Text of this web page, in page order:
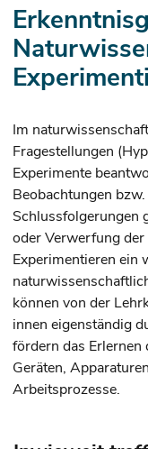
Im
Fragestellungen
Experimente
Beobachtungen
Schlussfolgerungen
oder Verwerfung
Experimentieren ein
können von der
innen eigenständig
fördern das Erlernen
Geräten,
Arbeitsprozesse.